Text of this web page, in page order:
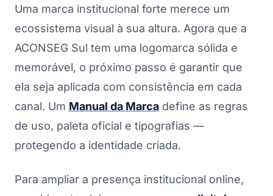
Uma marca institucional forte merece um
ecossistema visual à sua altura. Agora que a
ACONSEG Sul tem uma logomarca sólida e
memorável, o próximo passo é garantir que
ela seja aplicada com consistência em cada
canal. Um Manual da Marca define as regras
de uso, paleta oficial e tipografias —
protegendo a identidade criada.
Para ampliar a presença institucional online,